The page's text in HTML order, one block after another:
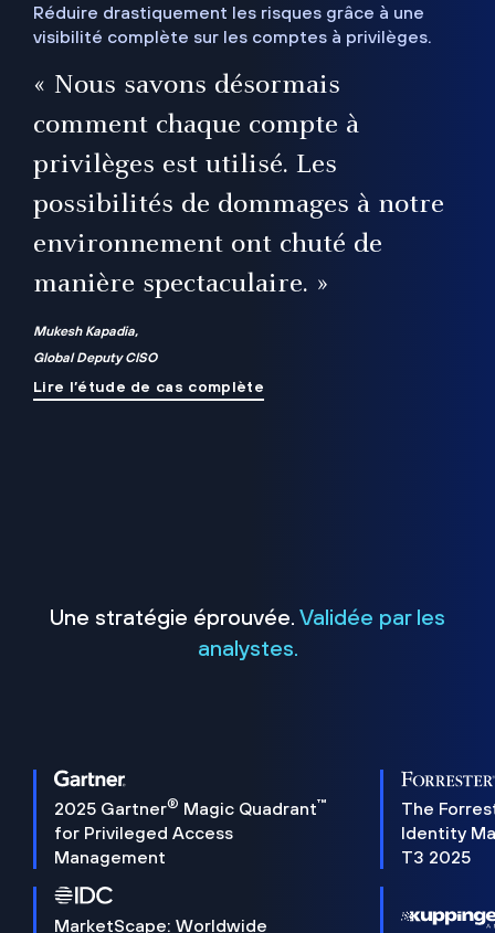
Réduire drastiquement les risques grâce à une
visibilité complète sur les comptes à privilèges.
« Nous savons désormais
comment chaque compte à
privilèges est utilisé. Les
possibilités de dommages à notre
environnement ont chuté de
manière spectaculaire. »
Mukesh Kapadia,
Global Deputy CISO
Lire l’étude de cas complète
Une stratégie éprouvée. Validée par les
analystes.
2025 Gartner® Magic Quadrant™
for Privileged Access
Management
The
Identity
T3 2025
MarketScape: Worldwide